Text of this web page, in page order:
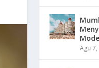
Agu